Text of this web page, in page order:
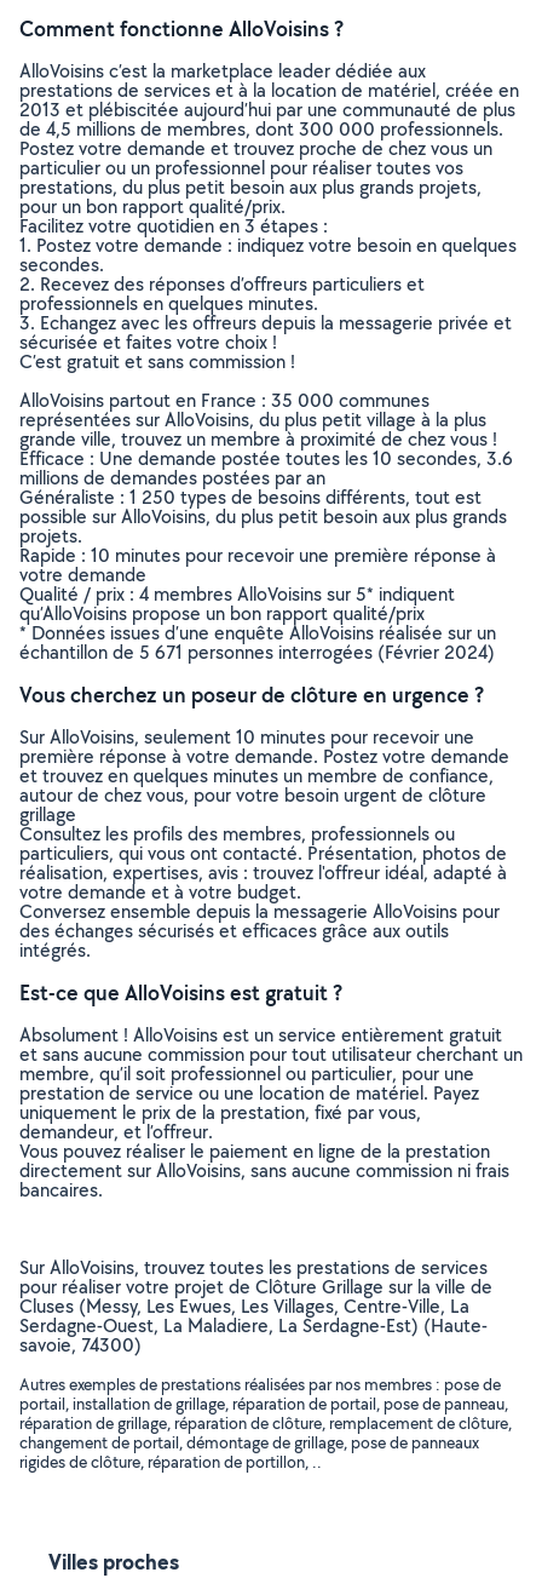
Comment fonctionne AlloVoisins ?
AlloVoisins c’est la marketplace leader dédiée aux
prestations de services et à la location de matériel, créée en
2013 et plébiscitée aujourd’hui par une communauté de plus
de 4,5 millions de membres, dont 300 000 professionnels.
Postez votre demande et trouvez proche de chez vous un
particulier ou un professionnel pour réaliser toutes vos
prestations, du plus petit besoin aux plus grands projets,
pour un bon rapport qualité/prix.
Facilitez votre quotidien en 3 étapes :
1. Postez votre demande : indiquez votre besoin en quelques
secondes.
2. Recevez des réponses d’offreurs particuliers et
professionnels en quelques minutes.
3. Echangez avec les offreurs depuis la messagerie privée et
sécurisée et faites votre choix !
C’est gratuit et sans commission !
AlloVoisins partout en France : 35 000 communes
représentées sur AlloVoisins, du plus petit village à la plus
grande ville, trouvez un membre à proximité de chez vous !
Efficace : Une demande postée toutes les 10 secondes, 3.6
millions de demandes postées par an
Généraliste : 1 250 types de besoins différents, tout est
possible sur AlloVoisins, du plus petit besoin aux plus grands
projets.
Rapide : 10 minutes pour recevoir une première réponse à
votre demande
Qualité / prix : 4 membres AlloVoisins sur 5* indiquent
qu’AlloVoisins propose un bon rapport qualité/prix
* Données issues d’une enquête AlloVoisins réalisée sur un
échantillon de 5 671 personnes interrogées (Février 2024)
Vous cherchez un poseur de clôture en urgence ?
Sur AlloVoisins, seulement 10 minutes pour recevoir une
première réponse à votre demande. Postez votre demande
et trouvez en quelques minutes un membre de confiance,
autour de chez vous, pour votre besoin urgent de clôture
grillage
Consultez les profils des membres, professionnels ou
particuliers, qui vous ont contacté. Présentation, photos de
réalisation, expertises, avis : trouvez l'offreur idéal, adapté à
votre demande et à votre budget.
Conversez ensemble depuis la messagerie AlloVoisins pour
des échanges sécurisés et efficaces grâce aux outils
intégrés.
Est-ce que AlloVoisins est gratuit ?
Absolument ! AlloVoisins est un service entièrement gratuit
et sans aucune commission pour tout utilisateur cherchant un
membre, qu’il soit professionnel ou particulier, pour une
prestation de service ou une location de matériel. Payez
uniquement le prix de la prestation, fixé par vous,
demandeur, et l’offreur.
Vous pouvez réaliser le paiement en ligne de la prestation
directement sur AlloVoisins, sans aucune commission ni frais
bancaires.
Sur AlloVoisins, trouvez toutes les prestations de services
pour réaliser votre projet de Clôture Grillage sur la ville de
Cluses (Messy, Les Ewues, Les Villages, Centre-Ville, La
Serdagne-Ouest, La Maladiere, La Serdagne-Est) (Haute-
savoie, 74300)
Autres exemples de prestations réalisées par nos membres : pose de
portail, installation de grillage, réparation de portail, pose de panneau,
réparation de grillage, réparation de clôture, remplacement de clôture,
changement de portail, démontage de grillage, pose de panneaux
rigides de clôture, réparation de portillon, ..
Villes proches